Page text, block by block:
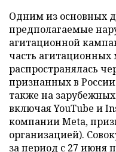
Одним из основных
предполагаемые
агитационной
часть агитационных
распространялась
признанных в
также на
включая YouTube и
компании Meta,
организацией).
за период с 27 июня